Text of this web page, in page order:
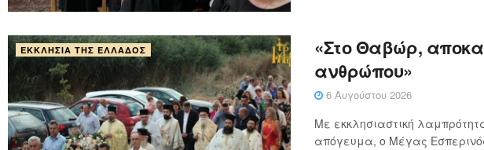
ΕΚΚΛΗΣΊΑ ΤΗΣ ΕΛΛΆΔΟΣ
«Στο Θαβώρ,
ανθρώπου»
6 Αυγούστου 2026
Με εκκλησιαστική
απόγευμα, ο Μέγας